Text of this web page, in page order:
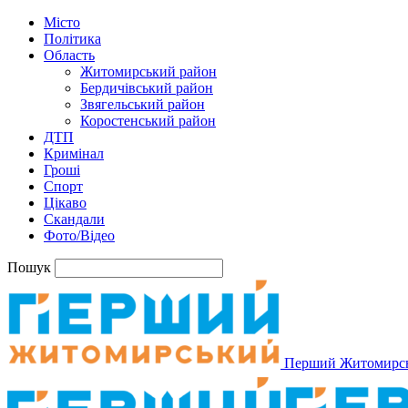
Місто
Політика
Область
Житомирський район
Бердичівський район
Звягельський район
Коростенський район
ДТП
Кримінал
Гроші
Спорт
Цікаво
Скандали
Фото/Відео
Пошук
Перший